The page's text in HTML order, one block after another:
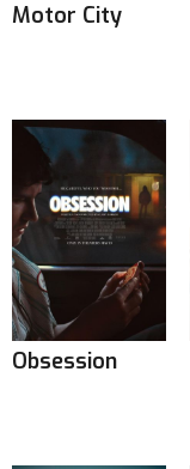
Motor City
Obsession